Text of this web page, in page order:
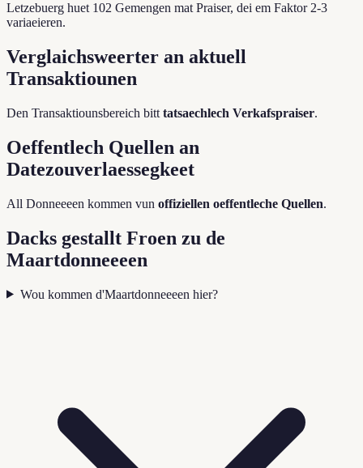
Letzebuerg huet 102 Gemengen mat Praiser, dei em Faktor 2-3
variaeieren.
Verglaichsweerter an aktuell
Transaktiounen
Den Transaktiounsbereich bitt tatsaechlech Verkafspraiser.
Oeffentlech Quellen an
Datezouverlaessegkeet
All Donneeeen kommen vun offiziellen oeffentleche Quellen.
Dacks gestallt Froen zu de
Maartdonneeeen
Wou kommen d'Maartdonneeeen hier?